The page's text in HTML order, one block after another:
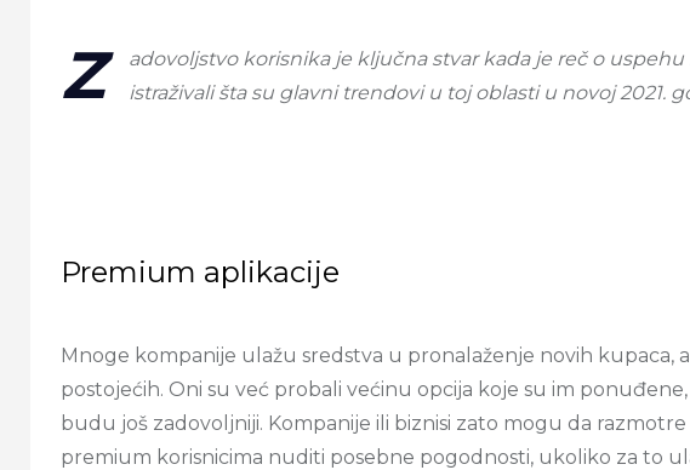
Z
adovoljstvo korisnika je ključna stvar kada je reč o
istraživali šta su glavni trendovi u toj oblasti u novoj 2021.
Premium aplikacije
Mnoge kompanije ulažu sredstva u pronalaženje novih kupaca,
postojećih. Oni su već probali većinu opcija koje su im
budu još zadovoljniji. Kompanije ili biznisi zato mogu da
premium korisnicima nuditi posebne pogodnosti, ukoliko za to